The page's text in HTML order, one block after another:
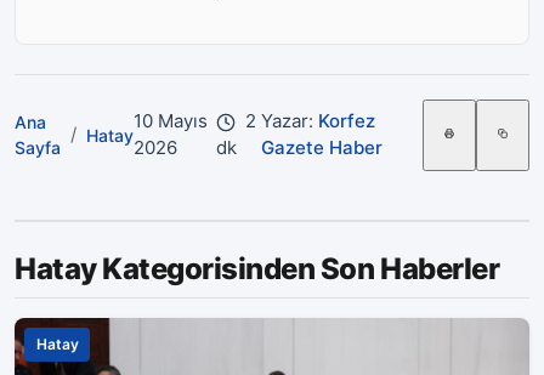
Ana
Sayfa
/ Hatay
10 Mayıs
2026
2
dk
Yazar: Korfez
Gazete Haber
Hatay Kategorisinden Son Haberler
Hatay